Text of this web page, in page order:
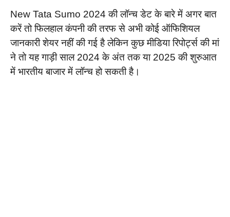
New Tata Sumo 2024 की लॉन्च डेट के बारे में अगर बात
करें तो फिलहाल कंपनी की तरफ से अभी कोई ऑफिशियल
जानकारी शेयर नहीं की गई है लेकिन कुछ मीडिया रिपोर्ट्स की मां
ने तो यह गाड़ी साल 2024 के अंत तक या 2025 की शुरुआत
में भारतीय बाजार में लॉन्च हो सकती है।